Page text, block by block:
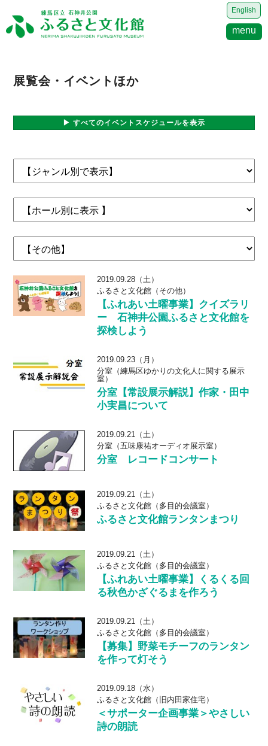
English
menu
展覧会・イベントほか
▶ すべてのイベントスケジュールを表示
2019.09.28（土）
ふるさと文化館（その他）
【ふれあい土曜事業】クイズラリ
ー 石神井公園ふるさと文化館を
探検しよう
2019.09.23（月）
分室（練馬区ゆかりの文化人に関する展示
室）
分室【常設展示解説】作家・田中
小実昌について
2019.09.21（土）
分室（五味康祐オーディオ展示室）
分室 レコードコンサート
2019.09.21（土）
ふるさと文化館（多目的会議室）
ふるさと文化館ランタンまつり
2019.09.21（土）
ふるさと文化館（多目的会議室）
【ふれあい土曜事業】くるくる回
る秋色かざぐるまを作ろう
2019.09.21（土）
ふるさと文化館（多目的会議室）
【募集】野菜モチーフのランタン
を作って灯そう
2019.09.18（水）
ふるさと文化館（旧内田家住宅）
＜サポーター企画事業＞やさしい
詩の朗読